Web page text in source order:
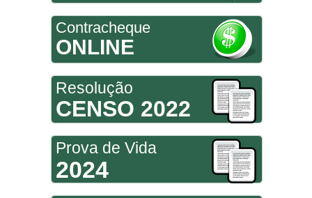
Contracheque
ONLINE
Resolução
CENSO 2022
Prova de Vida
2024